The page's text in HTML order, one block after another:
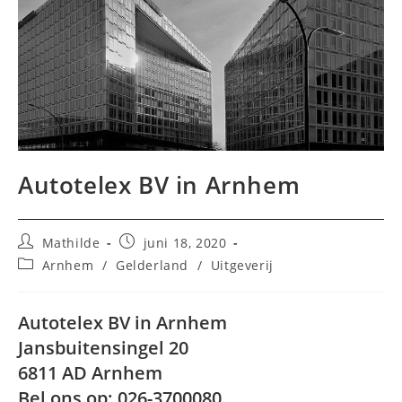
Autotelex BV in Arnhem
Bericht
auteur:
Mathilde
Bericht
gepubliceerd
op:
juni 18, 2020
Berichtcategorie:
Arnhem / Gelderland / Uitgeverij
Autotelex BV in Arnhem
Jansbuitensingel 20
6811 AD Arnhem